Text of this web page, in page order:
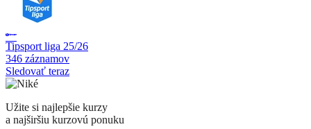
Tipsport liga 25/26
346 záznamov
Sledovať teraz
Užite si najlepšie kurzy
a najširšiu kurzovú ponuku